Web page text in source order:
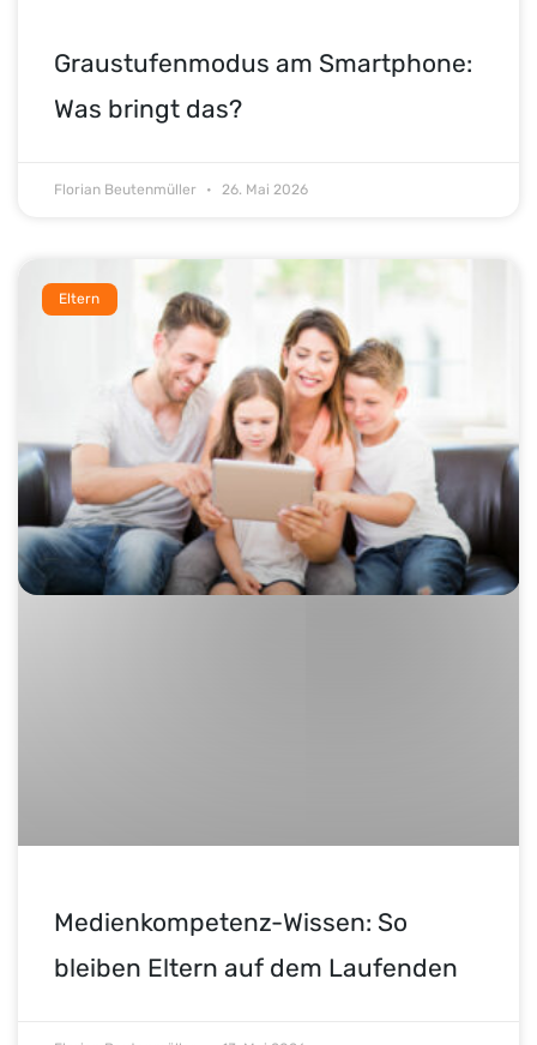
Graustufenmodus am Smartphone:
Was bringt das?
Florian Beutenmüller 26. Mai 2026
Eltern
Medienkompetenz-Wissen: So
bleiben Eltern auf dem Laufenden